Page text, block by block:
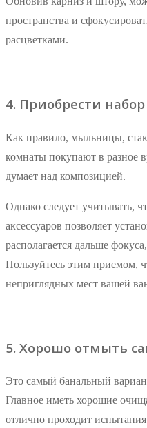
пространства и
расцветками.
4. Приобрести набор
Как правило, мыльницы,
комнаты покупают в разное
думает над композицией.
Однако следует учитывать,
аксессуаров позволяет
располагается дальше
Пользуйтесь этим приемом,
неприглядных мест вашей
5. Хорошо отмыть
Это самый банальный
Главное иметь хорошие
отлично проходит